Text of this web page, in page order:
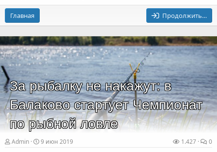
Главная Продолжить…
За рыбалку не накажут: в
Балаково стартует Чемпионат
по рыбной ловле
Admin 9 июн 2019 1.427 0